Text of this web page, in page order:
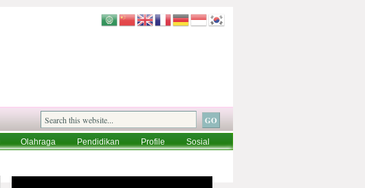
Olahraga Pendidikan Profile
Sosial